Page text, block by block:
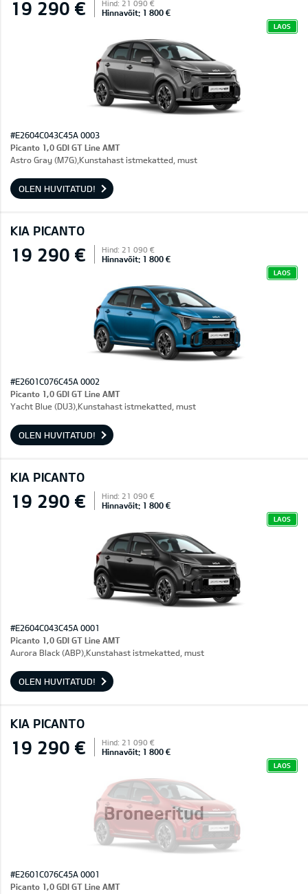
19 290 € Hind: 21 090 €
Hinnavõit: 1 800 €
LAOS
#E2604C043C45A 0003
Picanto 1,0 GDI GT Line AMT
Astro Gray (M7G),Kunstahast istmekatted, must
OLEN HUVITATUD!
KIA PICANTO
19 290 € Hind: 21 090 €
Hinnavõit: 1 800 €
LAOS
#E2601C076C45A 0002
Picanto 1,0 GDI GT Line AMT
Yacht Blue (DU3),Kunstahast istmekatted, must
OLEN HUVITATUD!
KIA PICANTO
19 290 € Hind: 21 090 €
Hinnavõit: 1 800 €
LAOS
#E2604C043C45A 0001
Picanto 1,0 GDI GT Line AMT
Aurora Black (ABP),Kunstahast istmekatted, must
OLEN HUVITATUD!
KIA PICANTO
Broneeritud
19 290 € Hind: 21 090 €
Hinnavõit: 1 800 €
LAOS
#E2601C076C45A 0001
Picanto 1,0 GDI GT Line AMT